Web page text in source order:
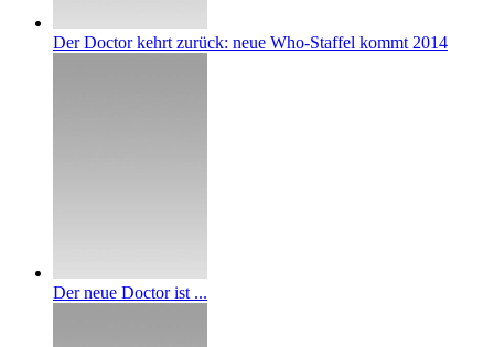
Der Doctor kehrt zurück: neue Who-Staffel kommt 2014
Der neue Doctor ist ...